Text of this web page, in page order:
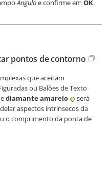
Ânguloe confirme em OK.
pontos de contorno
que aceitam
ou Balões de Texto
diamante amarelo
será
aspectos intrínsecos da
o comprimento da ponta de